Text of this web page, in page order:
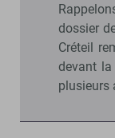
dossier
Créteil
devant la
plusieurs